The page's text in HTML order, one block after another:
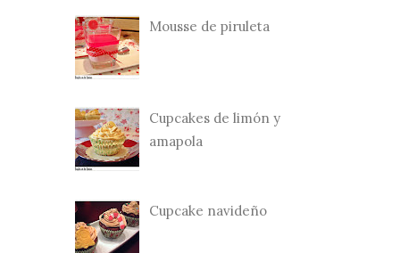
Mousse de piruleta
Cupcakes de limón y
amapola
Cupcake navideño